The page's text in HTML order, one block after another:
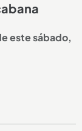
este sábado,